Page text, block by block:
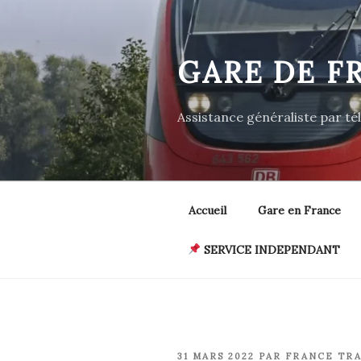
contenu
principal
GARE DE
Assistance généraliste par
Accueil Gare en France
SERVICE INDEPENDANT
PUBLIÉ
31 MARS 2022 PAR FRANCE